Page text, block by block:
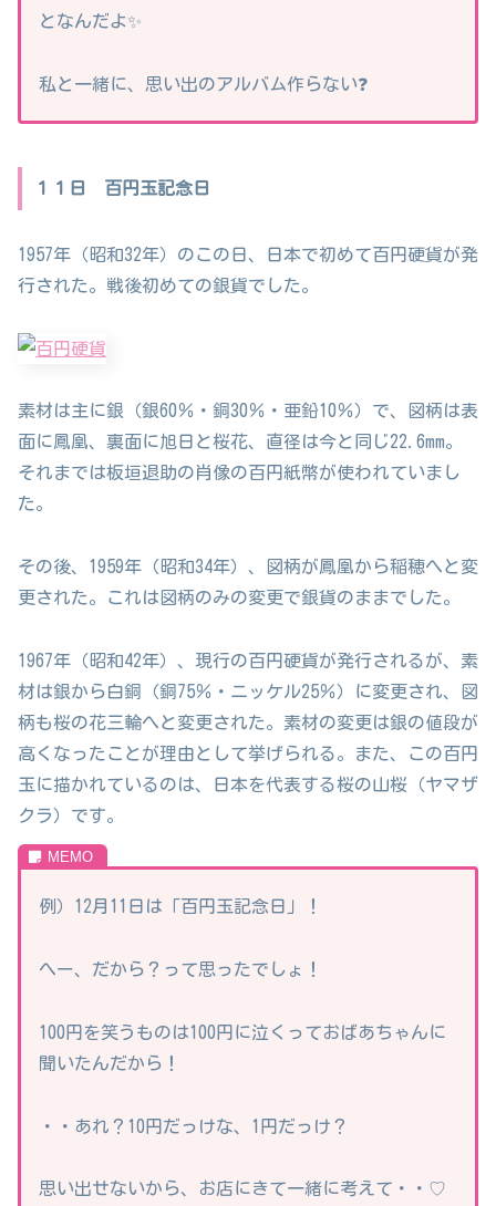
となんだよ✨
私と一緒に、思い出のアルバム作らない❓
１１日 百円玉記念日
1957年（昭和32年）のこの日、日本で初めて百円硬貨が発
行された。戦後初めての銀貨でした。
素材は主に銀（銀60％・銅30％・亜鉛10％）で、図柄は表
面に鳳凰、裏面に旭日と桜花、直径は今と同じ22.6mm。
それまでは板垣退助の肖像の百円紙幣が使われていまし
た。
その後、1959年（昭和34年）、図柄が鳳凰から稲穂へと変
更された。これは図柄のみの変更で銀貨のままでした。
1967年（昭和42年）、現行の百円硬貨が発行されるが、素
材は銀から白銅（銅75％・ニッケル25％）に変更され、図
柄も桜の花三輪へと変更された。素材の変更は銀の値段が
高くなったことが理由として挙げられる。また、この百円
玉に描かれているのは、日本を代表する桜の山桜（ヤマザ
クラ）です。
例）12月11日は「百円玉記念日」！
へー、だから？って思ったでしょ！
100円を笑うものは100円に泣くっておばあちゃんに
聞いたんだから！
・・あれ？10円だっけな、1円だっけ？
思い出せないから、お店にきて一緒に考えて・・♡